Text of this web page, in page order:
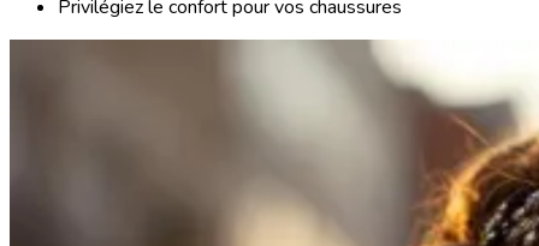
Privilégiez le confort pour vos chaussures